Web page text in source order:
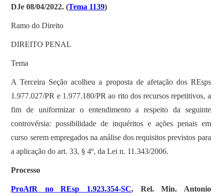
DJe 08/04/2022. (Tema 1139)
Ramo do Direito
DIREITO PENAL
Tema
A Terceira Seção acolheu a proposta de afetação dos REsps
1.977.027/PR e 1.977.180/PR ao rito dos recursos repetitivos, a
fim de uniformizar o entendimento a respeito da seguinte
controvérsia: possibilidade de inquéritos e ações penais em
curso serem empregados na análise dos requisitos previstos para
a aplicação do art. 33, § 4º, da Lei n. 11.343/2006.
Processo
ProAfR no REsp 1.923.354-SC, Rel. Min. Antonio